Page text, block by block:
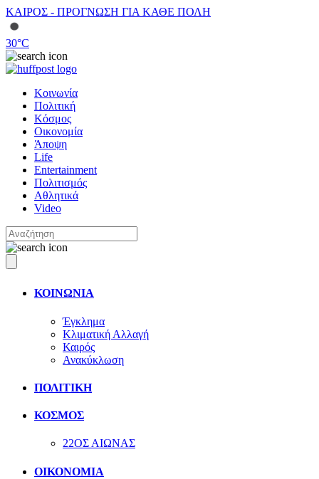
ΚΑΙΡΟΣ - ΠΡΟΓΝΩΣΗ ΓΙΑ ΚΑΘΕ ΠΟΛΗ
30°C
Κοινωνία
Πολιτική
Κόσμος
Οικονομία
Άποψη
Life
Entertainment
Πολιτισμός
Αθλητικά
Video
ΚΟΙΝΩΝΙΑ
Έγκλημα
Κλιματική Αλλαγή
Καιρός
Ανακύκλωση
ΠΟΛΙΤΙΚΗ
ΚΟΣΜΟΣ
22ΟΣ ΑΙΩΝΑΣ
ΟΙΚΟΝΟΜΙΑ